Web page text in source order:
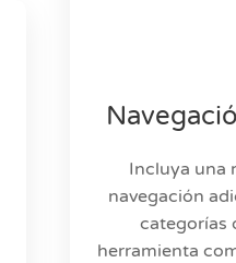
Incluya una
navegación
categorías
herramienta